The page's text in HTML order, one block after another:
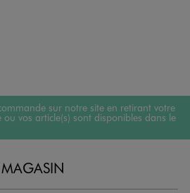
sur notre site en retirant votre
vos article(s) sont disponibles dans le